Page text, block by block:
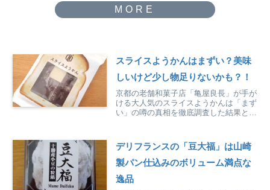
スライスようかんはまずい？美味
しいけど少し物足りないかも？！
京都の老舗和菓子店「亀屋良長」が手が
ける大人気のスライスようかんは「まず
い」の噂の真相を徹底調査した結果と、
デリフランスの「豆大福」は山崎
製パン仕込みのボリューム満点な
逸品